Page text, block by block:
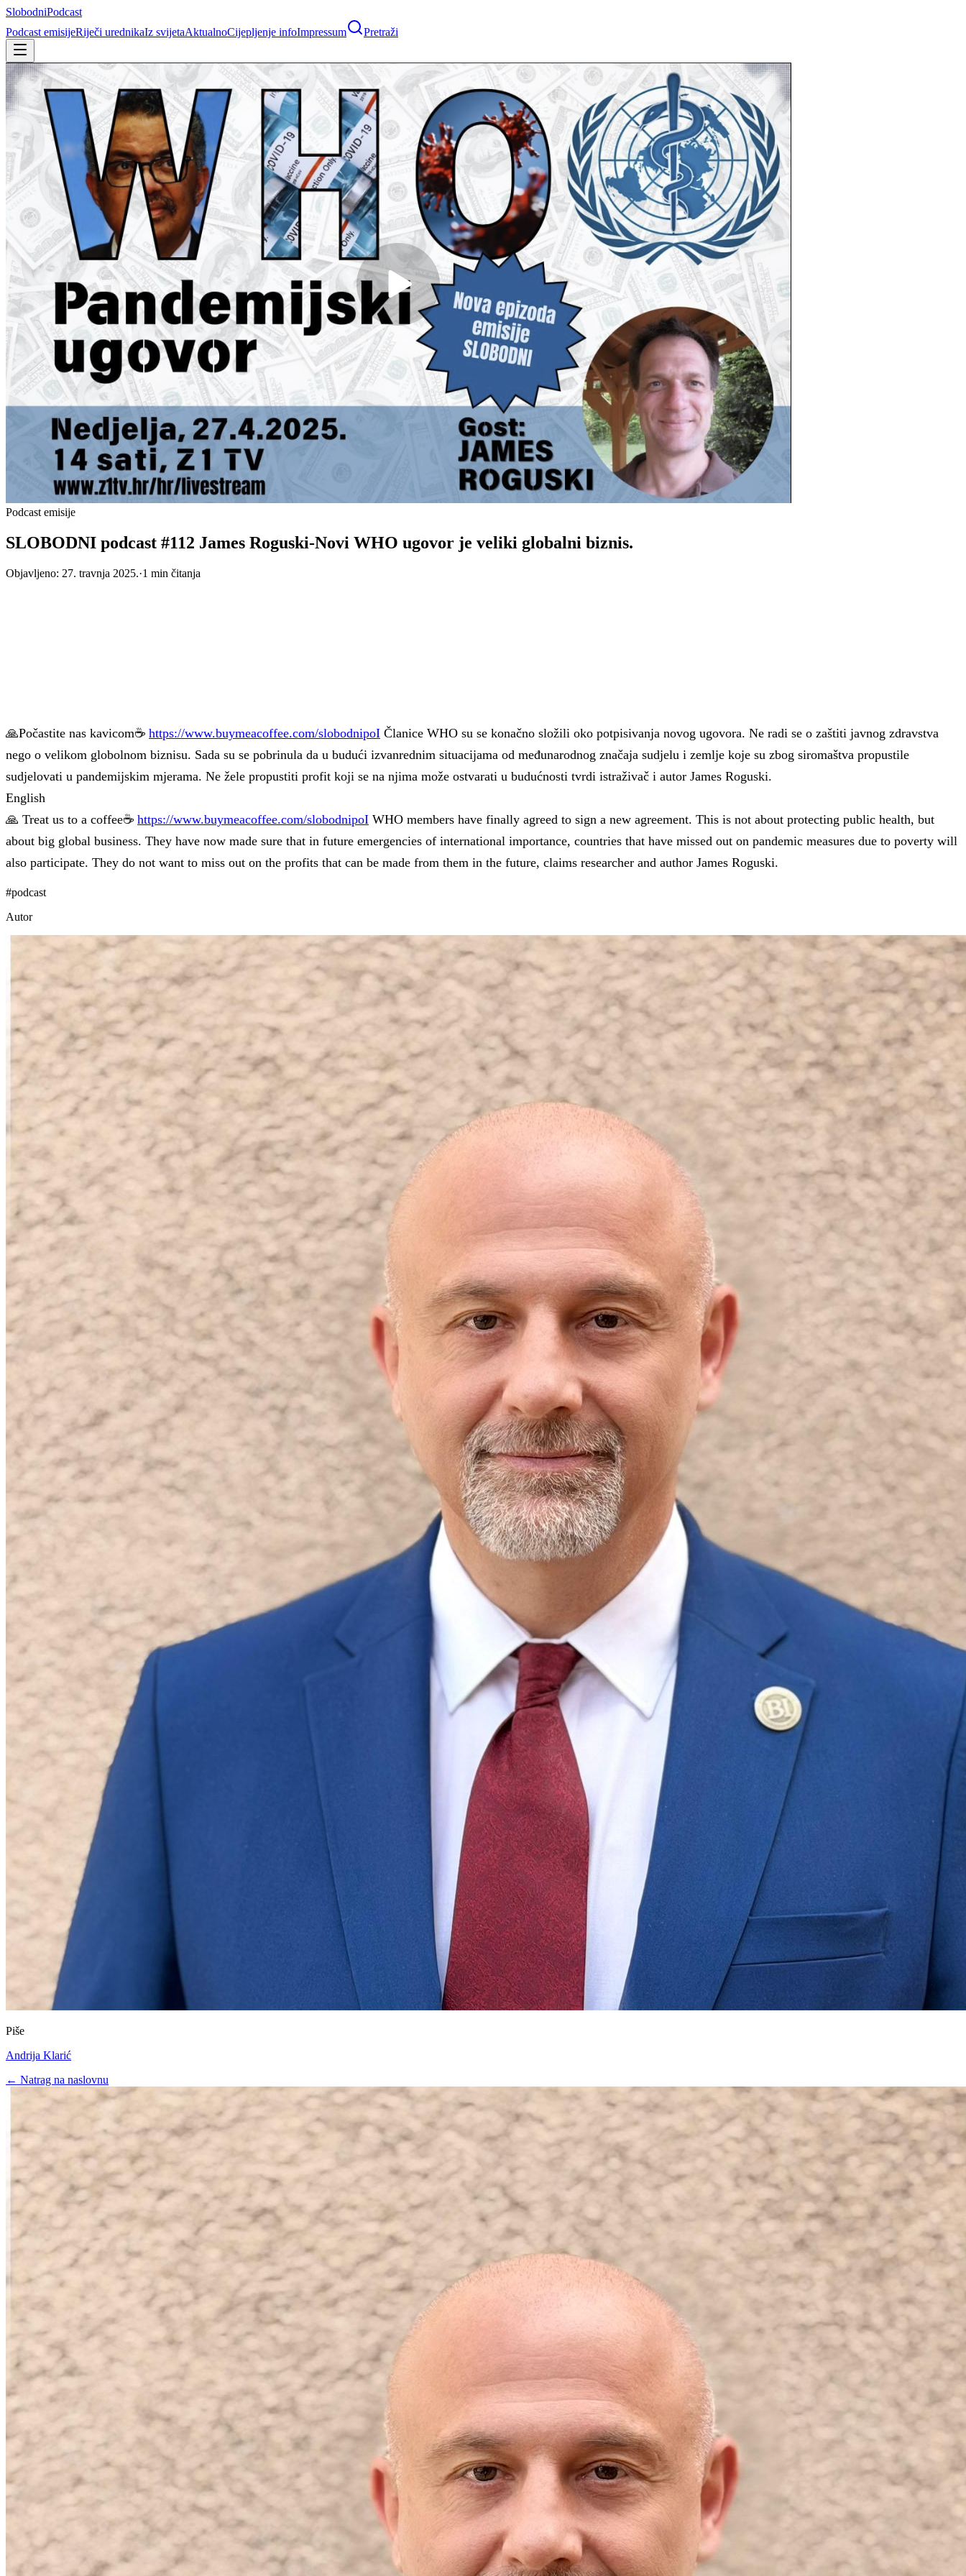
SlobodniPodcast
Podcast emisijeRiječi urednikaIz svijetaAktualnoCijepljenje infoImpressum Pretraži
Podcast emisije
SLOBODNI podcast #112 James Roguski-Novi WHO ugovor je veliki globalni biznis.
Objavljeno: 27. travnja 2025.·1 min čitanja
🙏Počastite nas kavicom☕ https://www.buymeacoffee.com/slobodnipoI Članice WHO su se konačno složili oko potpisivanja novog ugovora. Ne radi se o zaštiti javnog zdravstva
nego o velikom globolnom biznisu. Sada su se pobrinula da u budući izvanrednim situacijama od međunarodnog značaja sudjelu i zemlje koje su zbog siromaštva propustile
sudjelovati u pandemijskim mjerama. Ne žele propustiti profit koji se na njima može ostvarati u budućnosti tvrdi istraživač i autor James Roguski.
English
🙏 Treat us to a coffee☕ https://www.buymeacoffee.com/slobodnipoI WHO members have finally agreed to sign a new agreement. This is not about protecting public health, but
about big global business. They have now made sure that in future emergencies of international importance, countries that have missed out on pandemic measures due to poverty will
also participate. They do not want to miss out on the profits that can be made from them in the future, claims researcher and author James Roguski.
#podcast
Autor
Piše
Andrija Klarić
← Natrag na naslovnu